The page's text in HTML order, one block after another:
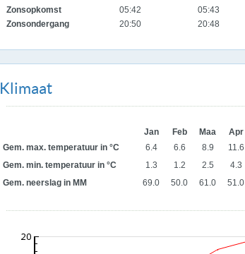
Zonsopkomst
05:42 05:43
Zonsondergang
20:50 20:48
Klimaat
Jan Feb Maa Apr
Gem. max. temperatuur in °C
6.4 6.6 8.9 11.6
Gem. min. temperatuur in °C
1.3 1.2 2.5 4.3
Gem. neerslag in MM
69.0 50.0 61.0 51.0